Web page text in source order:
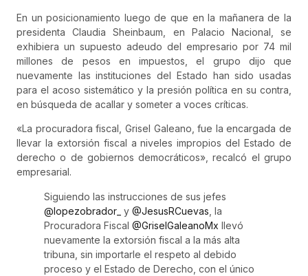
En un posicionamiento luego de que en la mañanera de la
presidenta Claudia Sheinbaum, en Palacio Nacional, se
exhibiera un supuesto adeudo del empresario por 74 mil
millones de pesos en impuestos, el grupo dijo que
nuevamente las instituciones del Estado han sido usadas
para el acoso sistemático y la presión política en su contra,
en búsqueda de acallar y someter a voces críticas.
«La procuradora fiscal, Grisel Galeano, fue la encargada de
llevar la extorsión fiscal a niveles impropios del Estado de
derecho o de gobiernos democráticos», recalcó el grupo
empresarial.
Siguiendo las instrucciones de sus jefes
@lopezobrador_ y @JesusRCuevas , la
Procuradora Fiscal @GriselGaleanoMx llevó
nuevamente la extorsión fiscal a la más alta
tribuna, sin importarle el respeto al debido
proceso y el Estado de Derecho, con el único